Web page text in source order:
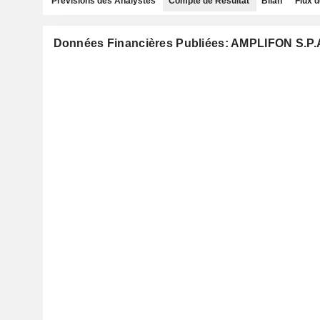
Données Financières Publiées: AMPLIFON